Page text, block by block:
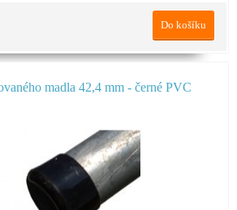
Do košíku
madla 42,4 mm - černé PVC